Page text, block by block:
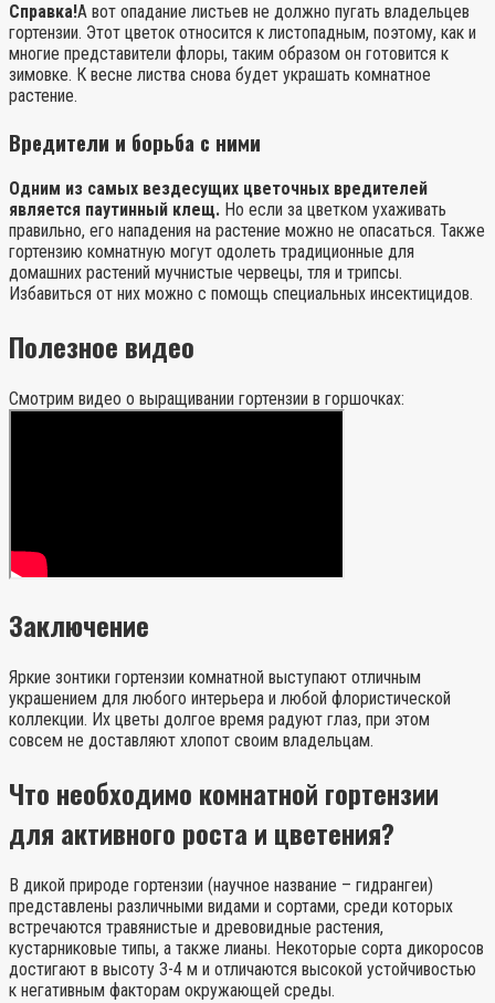
Справка!А вот опадание листьев не должно пугать владельцев
гортензии. Этот цветок относится к листопадным, поэтому, как и
многие представители флоры, таким образом он готовится к
зимовке. К весне листва снова будет украшать комнатное
растение.
Вредители и борьба с ними
Одним из самых вездесущих цветочных вредителей
является паутинный клещ. Но если за цветком ухаживать
правильно, его нападения на растение можно не опасаться. Также
гортензию комнатную могут одолеть традиционные для
домашних растений мучнистые червецы, тля и трипсы.
Избавиться от них можно с помощь специальных инсектицидов.
Полезное видео
Смотрим видео о выращивании гортензии в горшочках:
Заключение
Яркие зонтики гортензии комнатной выступают отличным
украшением для любого интерьера и любой флористической
коллекции. Их цветы долгое время радуют глаз, при этом
совсем не доставляют хлопот своим владельцам.
Что необходимо комнатной гортензии
для активного роста и цветения?
В дикой природе гортензии (научное название – гидрангеи)
представлены различными видами и сортами, среди которых
встречаются травянистые и древовидные растения,
кустарниковые типы, а также лианы. Некоторые сорта дикоросов
достигают в высоту 3-4 м и отличаются высокой устойчивостью
к негативным факторам окружающей среды.